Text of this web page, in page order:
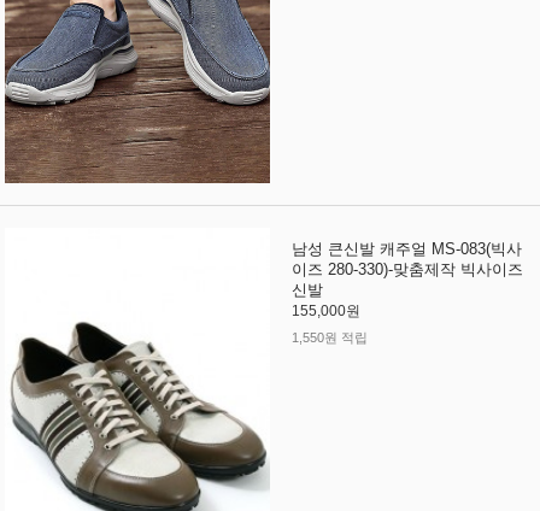
남성 큰신발 캐주얼 MS-083(빅사
이즈 280-330)-맞춤제작 빅사이즈
신발
155,000원
1,550원 적립